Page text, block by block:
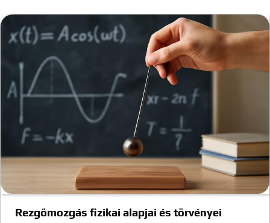
Rezgőmozgás fizikai alapjai és törvényei